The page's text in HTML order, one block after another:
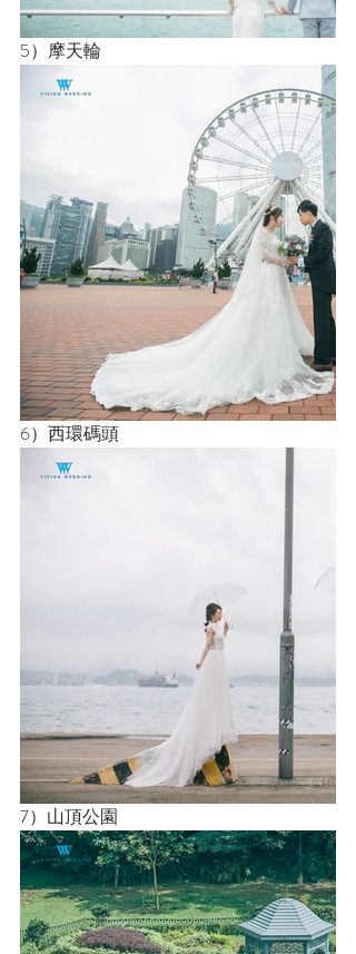
5）摩天輪
6）西環碼頭
7）山頂公園